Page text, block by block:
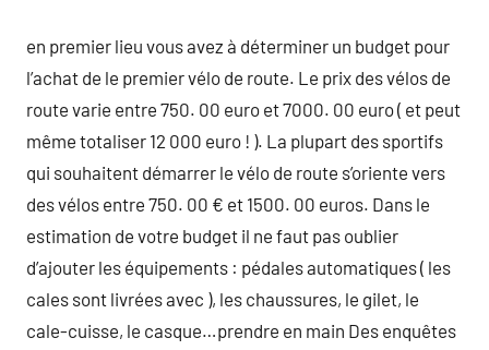
en premier lieu vous avez à déterminer un budget pour
l’achat de le premier vélo de route. Le prix des vélos de
route varie entre 750. 00 euro et 7000. 00 euro ( et peut
même totaliser 12 000 euro ! ). La plupart des sportifs
qui souhaitent démarrer le vélo de route s’oriente vers
des vélos entre 750. 00 € et 1500. 00 euros. Dans le
estimation de votre budget il ne faut pas oublier
d’ajouter les équipements : pédales automatiques ( les
cales sont livrées avec ), les chaussures, le gilet, le
cale-cuisse, le casque…prendre en main Des enquêtes